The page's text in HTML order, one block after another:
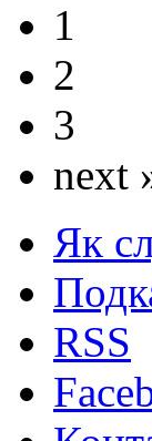
1
2
3
next
Як
RSS